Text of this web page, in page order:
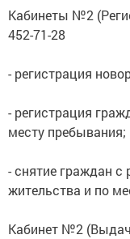
Кабинеты №2
452-71-28
- регистрация
- регистрация
месту пребывания;
- снятие граждан с
жительства и по
Кабинет №2